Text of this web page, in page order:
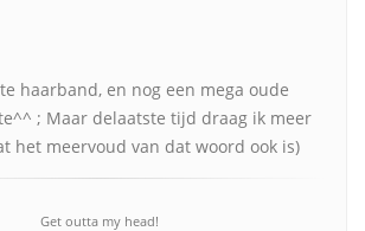
haarband, en nog een mega oude
; Maar delaatste tijd draag ik meer
het meervoud van dat woord ook is)
Get outta my head!